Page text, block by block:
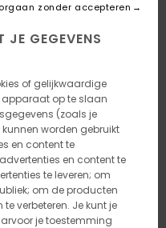
JE GEGEVENS
of gelijkwaardige
op te slaan
(zoals je
worden gebruikt
en content te
en content te
te leveren; om
om de producten
verbeteren. Je kunt je
je toestemming
zonder accepteren